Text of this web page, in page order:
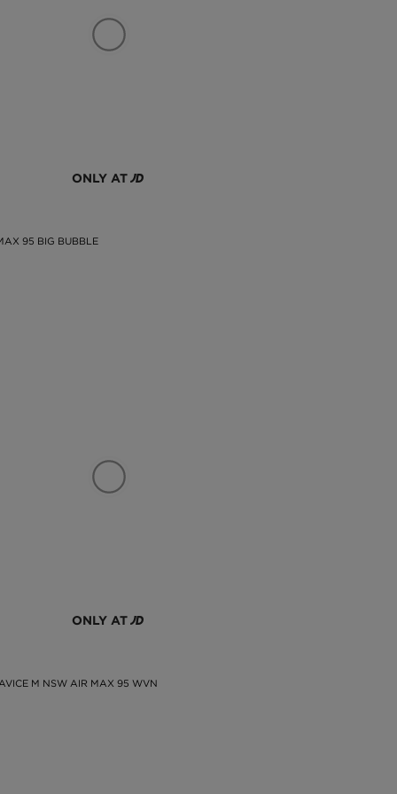
ONLY AT
95 BIG BUBBLE
ONLY AT
M NSW AIR MAX 95 WVN